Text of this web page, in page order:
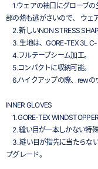
1.ウェアの袖口にグローブ
部の熱も逃がさいので、 ウェ
2. 新しいNON STRESS
3. 生地は、GORE-TEX 3L C-
4.フルテープシーム加工。
5.コンパクトに収納可能。
6.ハイクアップの際、rewの
INNER GLOVES
1. GORE-TEX
2. 縫い目が一本しかない特殊
3. 縫い目が指先に当たらな
プグレード。